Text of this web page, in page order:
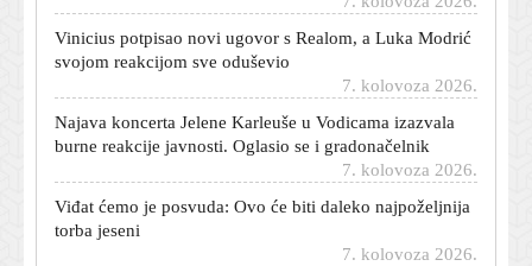
Vinicius potpisao novi ugovor s Realom, a Luka Modrić
svojom reakcijom sve oduševio
Najava koncerta Jelene Karleuše u Vodicama izazvala
burne reakcije javnosti. Oglasio se i gradonačelnik
7. kolovoza 2026.
Viđat ćemo je posvuda: Ovo će biti daleko najpoželjnija
torba jeseni